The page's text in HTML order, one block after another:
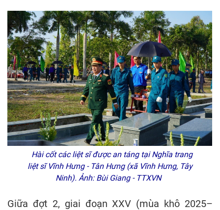
Hài cốt các liệt sĩ được an táng tại Nghĩa trang
liệt sĩ Vĩnh Hưng - Tân Hưng (xã Vĩnh Hưng, Tây
Ninh). Ảnh: Bùi Giang - TTXVN
Giữa đợt 2, giai đoạn XXV (mùa khô 2025–